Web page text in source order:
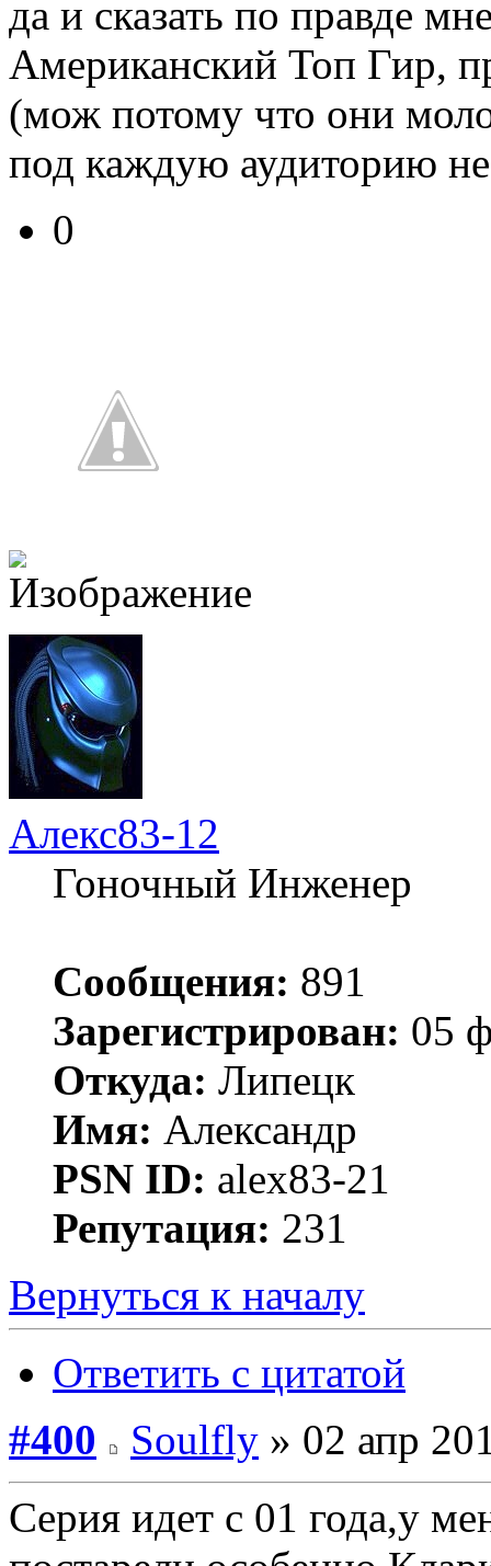
да и сказать по правде
Американский Топ Гир,
(мож потому что они
под каждую аудиторию
0
Алекс83-12
Гоночный Инженер
Сообщения: 891
Зарегистрирован: 05
Откуда: Липецк
Имя: Александр
PSN ID: alex83-21
Репутация: 231
Вернуться к началу
Ответить с цитатой
#400
Soulfly » 02 апр
Серия идет с 01 года,у